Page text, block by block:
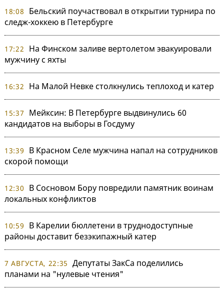
18:08
Бельский поучаствовал в открытии турнира по
следж-хоккею в Петербурге
17:22
На Финском заливе вертолетом эвакуировали
мужчину с яхты
16:32 На Малой Невке столкнулись теплоход и катер
15:37
Мейксин: В Петербурге выдвинулись 60
кандидатов на выборы в Госдуму
13:39
В Красном Селе мужчина напал на сотрудников
скорой помощи
12:30
В Сосновом Бору повредили памятник воинам
локальных конфликтов
10:59
В Карелии бюллетени в труднодоступные
районы доставит безэкипажный катер
7 АВГУСТА, 22:35 Депутаты ЗакСа поделились
планами на "нулевые чтения"